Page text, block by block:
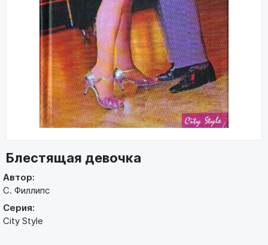
Блестящая девочка
Автор:
С. Филлипс
Серия:
City Style